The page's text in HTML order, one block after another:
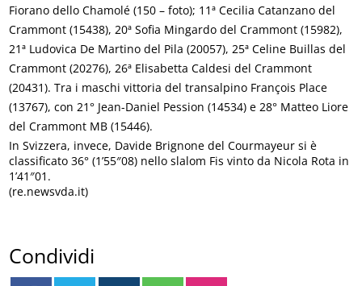
Fiorano dello Chamolé (150 – foto); 11ª Cecilia Catanzano del
Crammont (15438), 20ª Sofia Mingardo del Crammont (15982),
21ª Ludovica De Martino del Pila (20057), 25ª Celine Buillas del
Crammont (20276), 26ª Elisabetta Caldesi del Crammont
(20431). Tra i maschi vittoria del transalpino François Place
(13767), con 21° Jean-Daniel Pession (14534) e 28° Matteo Liore
del Crammont MB (15446).
In Svizzera, invece, Davide Brignone del Courmayeur si è
classificato 36° (1’55″08) nello slalom Fis vinto da Nicola Rota in
1’41″01.
(re.newsvda.it)
Condividi